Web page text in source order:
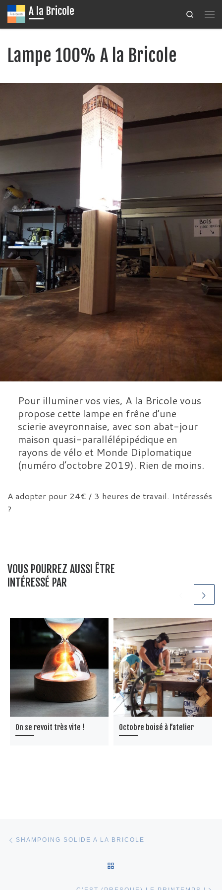
Passer au contenu
A la Bricole
Search
Lampe 100% A la Bricole
Pour illuminer vos vies, A la Bricole vous
propose cette lampe en frêne d’une
scierie aveyronnaise, avec son abat-jour
maison quasi-parallélépipédique en
rayons de vélo et Monde Diplomatique
(numéro d’octobre 2019). Rien de moins.
A adopter pour 24€ / 3 heures de travail. Intéressés
?
VOUS POURREZ AUSSI ÊTRE
INTÉRESSÉ PAR
On se revoit très vite ! Octobre boisé à l’atelier
Parcourir les articles
SHAMPOING SOLIDE A LA BRICOLE